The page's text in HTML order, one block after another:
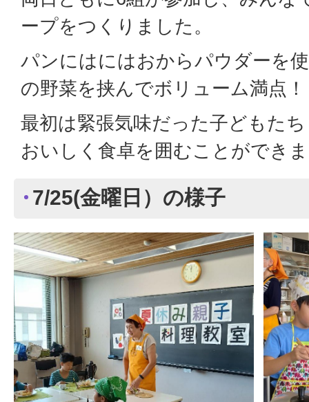
ープをつくりました。
パンにはにはおからパウダーを
の野菜を挟んでボリューム満点！
最初は緊張気味だった子どもた
おいしく食卓を囲むことができ
7/25(金曜日）の様子